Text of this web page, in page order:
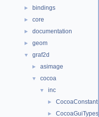
► bindings
► core
► documentation
► geom
▼ graf2d
► asimage
▼ cocoa
▼ inc
►
►